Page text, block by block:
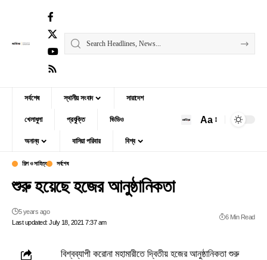
সর্বশেষ স্থানীয় সংবাদ সারাদেশ
খেলাধুলা প্রযুক্তি ভিডিও
অনান্য বাসিয়া পরিবার বিশ্ব
Aa
শিল্প ও সাহিত্য সর্বশেষ
শুরু হয়েছে হজের আনুষ্ঠানিকতা
Last updated: July 18, 2021 7:37 am
5 years ago
6 Min Read
বিশ্বব্যাপী করোনা মহামারীতে দ্বিতীয় হজের আনুষ্ঠানিকতা শুরু